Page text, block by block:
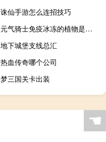
诛仙手游怎么连招技巧
元气骑士免疫冰冻的植物是什么
地下城堡支线总汇
热血传奇哪个公司
梦三国关卡出装
☚